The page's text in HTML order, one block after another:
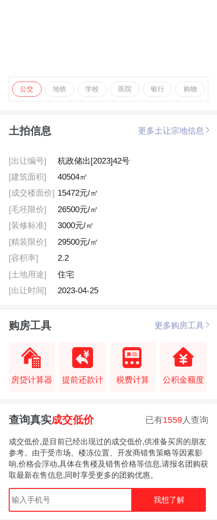
公交 地铁 学校 医院 银行 购物
土拍信息 更多土让宗地信息
[出让编号]
杭政储出[2023]42号
[建筑面积]
40504㎡
[成交楼面价] 15472元/㎡
[毛坯限价]
26500元/㎡
[装修标准]
3000元/㎡
[精装限价]
29500元/㎡
[容积率]
2.2
[土地用途]
住宅
[出让时间]
2023-04-25
购房工具 更多购房工具
房贷计算器 提前还款计 税费计算 公积金额度
查询真实成交低价 已有1559人查询
成交低价,是目前已经出现过的成交低价,供准备买房的朋友
参考。由于受市场、楼冻位置、开发商错售策略等因素影
响,价格会浮动,具体在售楼及错售价格等信息,请报名团购获
取最新在售信息,同时享受更多的团购优惠。
我想了解